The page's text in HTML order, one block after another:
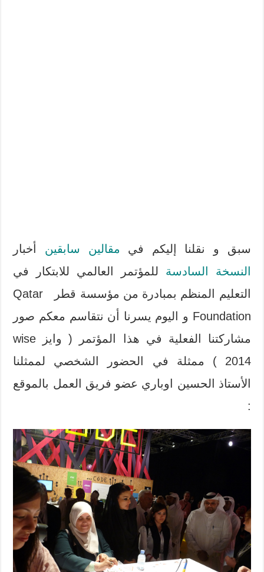
سبق و نقلنا إليكم في مقالين سابقين أخبار
النسخة السادسة
للمؤتمر العالمي للابتكار في
التعليم المنظم بمبادرة من مؤسسة قطر Qatar
Foundation و اليوم يسرنا أن نتقاسم معكم صور
مشاركتنا الفعلية في هذا المؤتمر ( وايز wise
2014 ) ممثلة في الحضور الشخصي لممثلنا
الأستاذ الحسين اوباري عضو فريق العمل بالموقع
: